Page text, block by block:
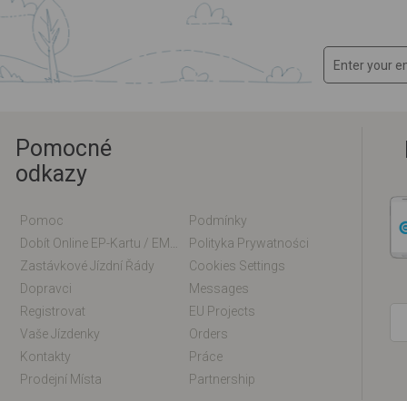
Pomocné
odkazy
Pomoc
Podmínky
Polityka Prywatności
Zastávkové Jízdní Řády
Cookies Settings
Dopravci
Messages
Registrovat
EU Projects
Vaše Jízdenky
Orders
Kontakty
Práce
Prodejní Místa
Partnership